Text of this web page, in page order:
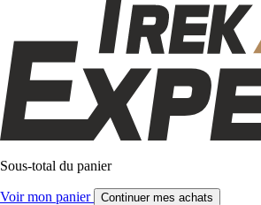
Sous-total du panier
Voir mon panier Continuer mes achats